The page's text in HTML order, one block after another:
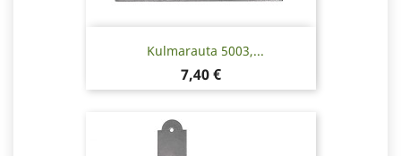
Kulmarauta 5003,...
Hinta
7,40 €